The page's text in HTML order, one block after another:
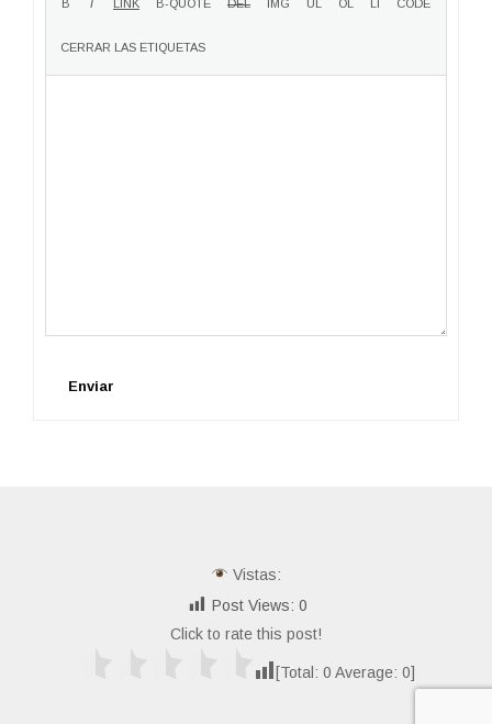
Enviar
Vistas:
Post Views: 0
Click to rate this post!
[Total: 0 Average: 0]